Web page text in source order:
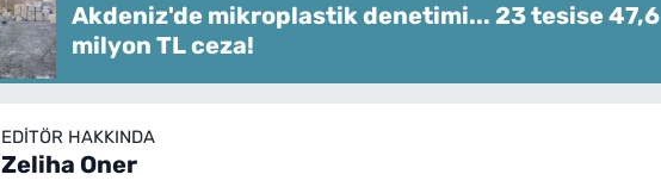
Akdeniz'de mikroplastik denetimi... 23 tesise 47,6
milyon TL ceza!
EDITÖR HAKKINDA
Zeliha Oner